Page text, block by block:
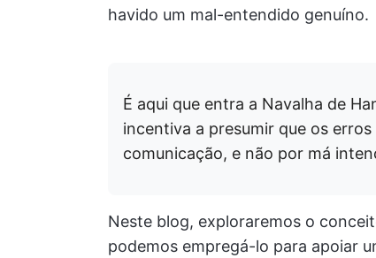
havido um mal-entendido genuíno.
É aqui que entra a Navalha de
incentiva a presumir que os
comunicação, e não por má
Neste blog, exploraremos o
podemos empregá-lo para apoiar